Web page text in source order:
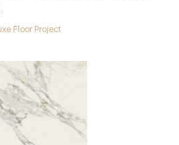
Floor Project